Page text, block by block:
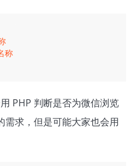
称
PHP 判断是否为微信浏览
需求，但是可能大家也会用